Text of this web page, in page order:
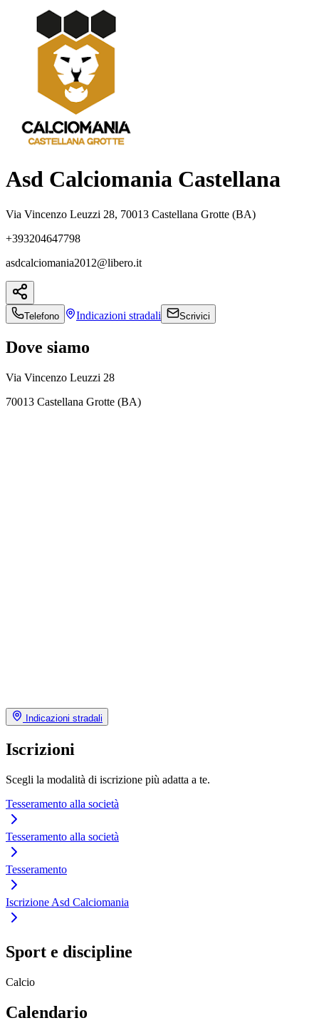
Asd Calciomania Castellana
Via Vincenzo Leuzzi 28, 70013 Castellana Grotte (BA)
+393204647798
asdcalciomania2012@libero.it
Telefono Indicazioni stradali Scrivici
Dove siamo
Via Vincenzo Leuzzi 28
70013 Castellana Grotte (BA)
Indicazioni stradali
Iscrizioni
Scegli la modalità di iscrizione più adatta a te.
Tesseramento alla società
Tesseramento alla società
Tesseramento
Iscrizione Asd Calciomania
Sport e discipline
Calcio
Calendario